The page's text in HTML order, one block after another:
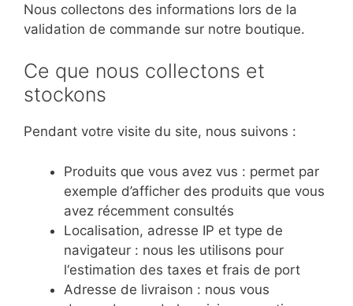
Nous collectons des informations lors de la
validation de commande sur notre boutique.
Ce que nous collectons et
stockons
Pendant votre visite du site, nous suivons :
Produits que vous avez vus : permet par
exemple d’afficher des produits que vous
avez récemment consultés
Localisation, adresse IP et type de
navigateur : nous les utilisons pour
l‘estimation des taxes et frais de port
Adresse de livraison : nous vous